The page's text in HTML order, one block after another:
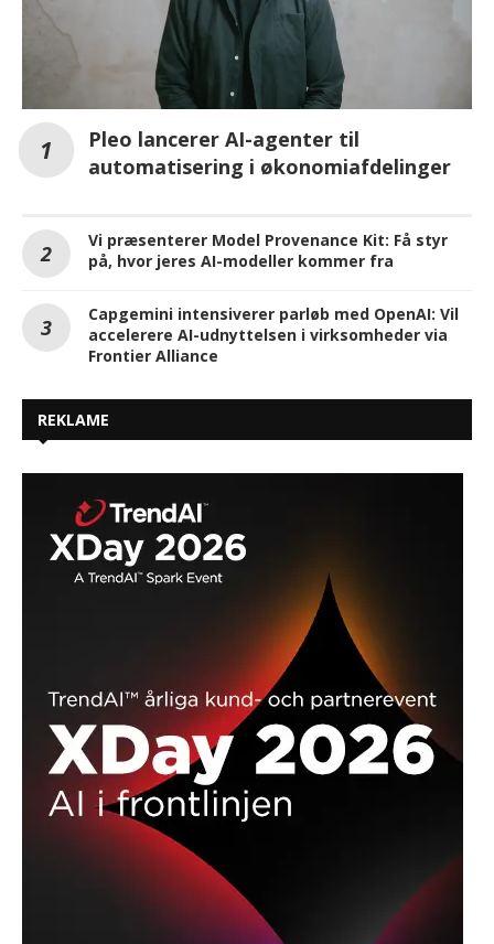
Pleo lancerer AI-agenter til
automatisering i økonomiafdelinger
Vi præsenterer Model Provenance Kit: Få styr
på, hvor jeres AI-modeller kommer fra
Capgemini intensiverer parløb med OpenAI: Vil
accelerere AI-udnyttelsen i virksomheder via
Frontier Alliance
REKLAME